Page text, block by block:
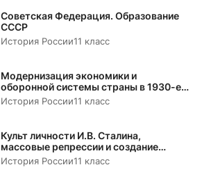
Советская Федерация. Образование
СССР
История России11 класс
Модернизация экономики и
оборонной системы страны в 1930-е
гг
История России11 класс
Культ личности И.В. Сталина,
массовые репрессии и создание
централизованной системы
управления обществом
История России11 класс